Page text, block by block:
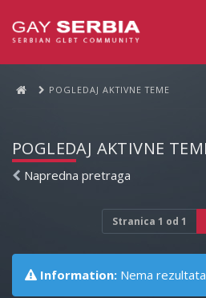
POGLEDAJ AKTIVNE TEME
POGLEDAJ AKTIVNE
Napredna pretraga
Stranica 1 od 1
Information: Nema